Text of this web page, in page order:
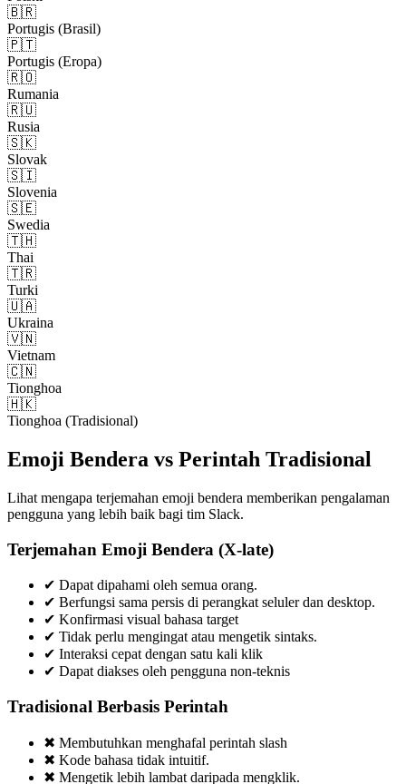
🇧🇷
Portugis (Brasil)
🇵🇹
Portugis (Eropa)
🇷🇴
Rumania
🇷🇺
Rusia
🇸🇰
Slovak
🇸🇮
Slovenia
🇸🇪
Swedia
🇹🇭
Thai
🇹🇷
Turki
🇺🇦
Ukraina
🇻🇳
Vietnam
🇨🇳
Tionghoa
🇭🇰
Tionghoa (Tradisional)
Emoji Bendera vs Perintah Tradisional
Lihat mengapa terjemahan emoji bendera memberikan pengalaman
pengguna yang lebih baik bagi tim Slack.
Terjemahan Emoji Bendera (X-late)
✔ Dapat dipahami oleh semua orang.
✔ Berfungsi sama persis di perangkat seluler dan desktop.
✔ Konfirmasi visual bahasa target
✔ Tidak perlu mengingat atau mengetik sintaks.
✔ Interaksi cepat dengan satu kali klik
✔ Dapat diakses oleh pengguna non-teknis
Tradisional Berbasis Perintah
✖ Membutuhkan menghafal perintah slash
✖ Kode bahasa tidak intuitif.
✖ Mengetik lebih lambat daripada mengklik.